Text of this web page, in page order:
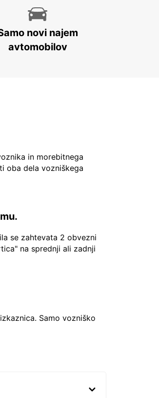
novi najem
avtomobilov
in morebitnega
oba dela vozniškega
se zahtevata 2 obvezni
na sprednji ali zadnji
Samo vozniško